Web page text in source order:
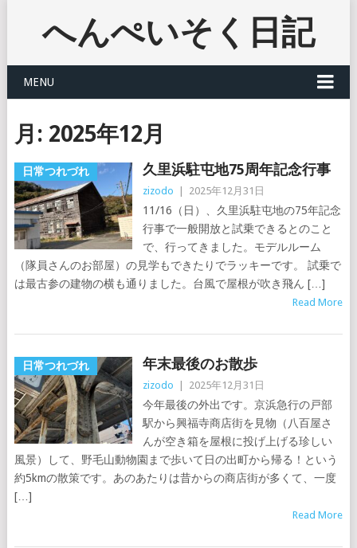
へんぺいそく日記
MENU
月: 2025年12月
日常つれづれ 久里浜駐屯地75周年記念行事
zizodo 2025年12月31日
11/16（日）、久里浜駐屯地の75年記念
行事で一般開放と試乗できるとのこと
で、行ってきました。モデルルーム
（隊員さんのお部屋）の見学もできたりでラッキーです。 試乗で
は最古参の建物の横も通りました。台風で屋根が吹き飛ん […]
Read More
日常つれづれ 年末最後のお散歩
zizodo 2025年12月31日
今年最後の外出です。京浜急行の戸部
駅から興福寺商店街を見物（八百屋さ
んが空き箱を屋根に投げ上げる珍しい
風景）して、野毛山動物園まで歩いて日の出町から帰る！という
約5kmの散策です。あのあたりは昔からの商店街が多くて、一度
[…]
Read More